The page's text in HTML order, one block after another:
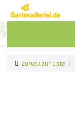
Zurück zur Liste